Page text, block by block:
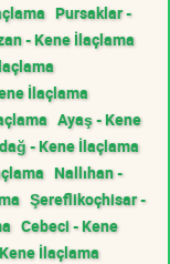
Pursaklar -
- Kene İlaçlama
İlaçlama
Ayaş - Kene
- Kene İlaçlama
Nallıhan -
Şereflikoçhisar -
Cebeci - Kene
İlaçlama